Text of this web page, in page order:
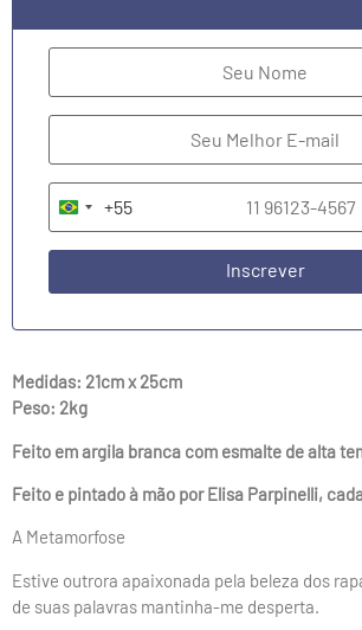
Brazil +55
+55
Inscrever
Medidas: 21cm x 25cm
Peso: 2kg
Feito em argila branca com esmalte de alta
Feito e pintado à mão por Elisa Parpinelli,
A Metamorfose
Estive outrora apaixonada pela beleza dos
de suas palavras mantinha-me desperta.